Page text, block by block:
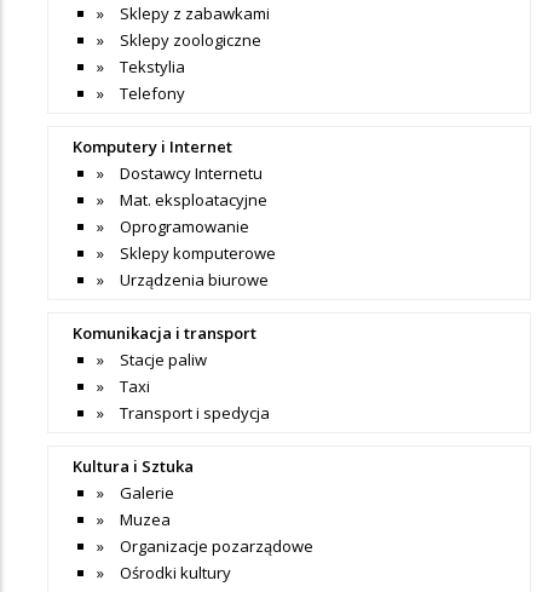
Sklepy z zabawkami
Sklepy zoologiczne
Tekstylia
Telefony
Komputery i Internet
Dostawcy Internetu
Mat. eksploatacyjne
Oprogramowanie
Sklepy komputerowe
Urządzenia biurowe
Komunikacja i transport
Stacje paliw
Taxi
Transport i spedycja
Kultura i Sztuka
Galerie
Muzea
Organizacje pozarządowe
Ośrodki kultury